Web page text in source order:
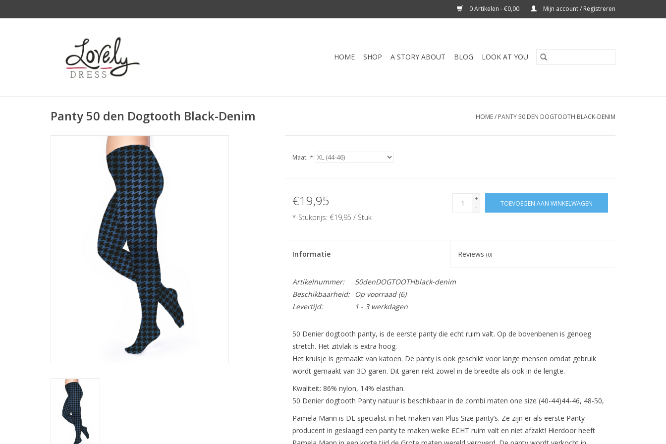
0 Artikelen - €0,00 Mijn account / Registreren
HOME SHOP A STORY ABOUT BLOG LOOK AT YOU
Panty 50 den Dogtooth Black-Denim HOME/ PANTY 50 DEN DOGTOOTH BLACK-DENIM
Maat: *
€19,95
* Stukprijs: €19,95 / Stuk
+
-
TOEVOEGEN AAN WINKELWAGEN
Informatie Reviews(0)
Artikelnummer:
50denDOGTOOTHblack-denim
Beschikbaarheid:
Op voorraad(6)
Levertijd:
1 - 3 werkdagen
50 Denier dogtooth panty, is de eerste panty die echt ruim valt. Op de bovenbenen is genoeg
stretch. Het zitvlak is extra hoog.
Het kruisje is gemaakt van katoen. De panty is ook geschikt voor lange mensen omdat gebruik
wordt gemaakt van 3D garen. Dit garen rekt zowel in de breedte als ook in de lengte.
Kwaliteit: 86% nylon, 14% elasthan.
50 Denier dogtooth Panty natuur is beschikbaar in de combi maten one size (40-44)44-46, 48-50,
Pamela Mann is DE specialist in het maken van Plus Size panty’s. Ze zijn er als eerste Panty
producent in geslaagd een panty te maken welke ECHT ruim valt en niet afzakt! Hierdoor heeft